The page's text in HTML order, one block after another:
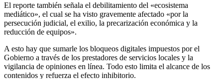
El reporte también señala el debilitamiento del «ecosistema
mediático», el cual se ha visto gravemente afectado «por la
persecución judicial, el exilio, la precarización económica y la
reducción de equipos».
A esto hay que sumarle los bloqueos digitales impuestos por el
Gobierno a través de los prestadores de servicios locales y la
vigilancia de opiniones en línea. Todo esto limita el alcance de los
contenidos y refuerza el efecto inhibitorio.